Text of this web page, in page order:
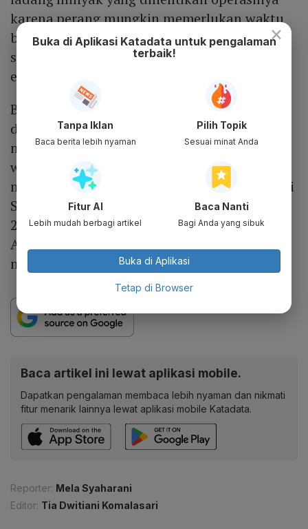
karena perang mungkin memerlukan waktu
berbulan-bulan untuk kembali berproduksi,
serta perbaikan kerusakan infrastruktur
energi akibat serangan drone dan rudal.
Beberapa kapal tanker memang mulai keluar
dari Teluk Persia melalui selat tersebut,
namun terdapat tanda-tanda di berbagai
wilayah dunia persediaan minyak sedang
menyusut secara drastis. Stok bahan bakar di
Singapura berada pada level terendah sejak
2013, sementara persediaan minyak mentah
AS telah menurun dengan cepat selama lima
minggu terakhir.
Baca artikel ini lewat aplikasi mobile.
Dapatkan pengalaman membaca lebih nyaman dan nikmati
fitur menarik lainnya lewat aplikasi mobile Katadata.
Reporter: Mela Syaharani
Editor: Tia Dwitiani Komalasari
×
Buka di Aplikasi Katadata untuk pengalaman
terbaik!
Tanpa Iklan
Baca berita lebih nyaman
Pilih Topik
Sesuai minat Anda
Fitur AI
Lebih mudah berbagi artikel
Baca Nanti
Bagi Anda yang sibuk
Buka di Aplikasi
Tetap di Browser